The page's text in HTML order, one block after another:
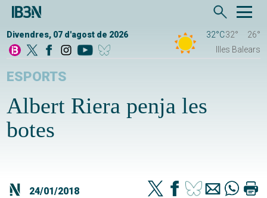
Divendres, 07 d'agost de 2026 32°C32°
26°
Illes Balears
ESPORTS
Albert Riera penja les
botes
24/01/2018